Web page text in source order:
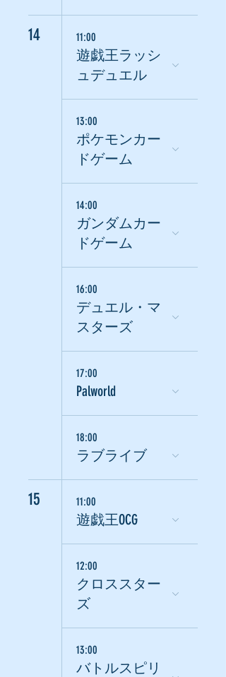
14 11:00
遊戯王ラッシ
ュデュエル
13:00
ポケモンカー
ドゲーム
14:00
ガンダムカー
ドゲーム
16:00
デュエル・マ
スターズ
17:00
Palworld
18:00
ラブライブ
15 11:00
遊戯王OCG
12:00
クロススター
ズ
13:00
バトルスピリ